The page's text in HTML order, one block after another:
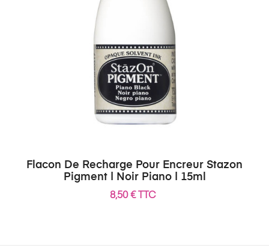
Flacon De Recharge Pour Encreur Stazon
Pigment | Noir Piano | 15ml
8,50 € TTC